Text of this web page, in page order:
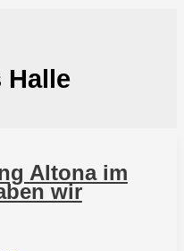
Halle
Altona im
wir